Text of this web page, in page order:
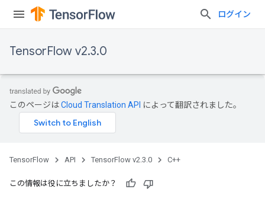
ログイン
TensorFlow v2.3.0
このページはCloud Translation API によって翻訳されました。
TensorFlow API TensorFlow v2.3.0 C++
この情報は役に立ちましたか？